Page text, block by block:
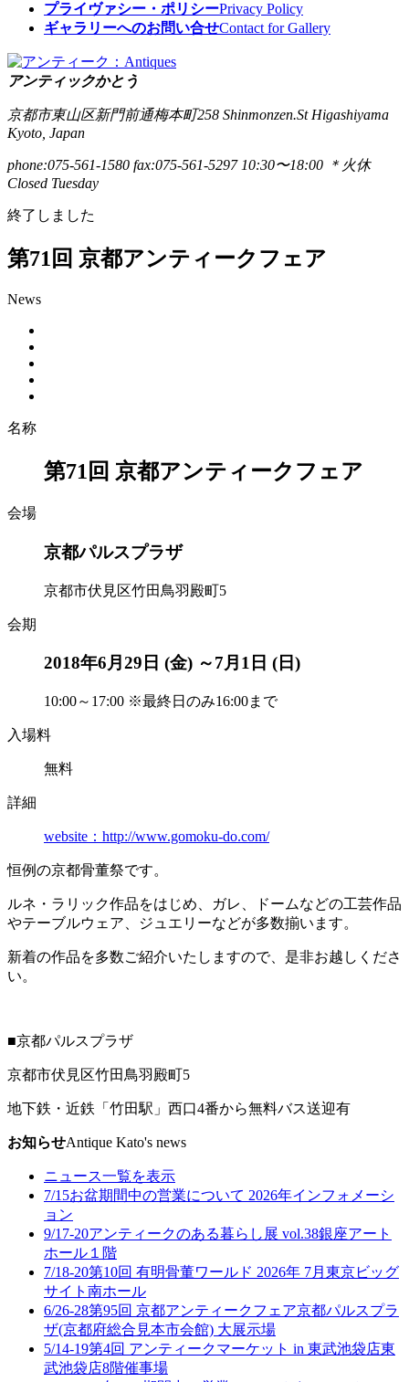
プライヴァシー・ポリシーPrivacy Policy
ギャラリーへのお問い合せContact for Gallery
アンティックかとう
京都市東山区新門前通梅本町258 Shinmonzen.St Higashiyama
Kyoto, Japan
phone:075-561-1580 fax:075-561-5297 10:30〜18:00 ＊火休
Closed Tuesday
終了しました
第71回 京都アンティークフェア
News
名称
第71回 京都アンティークフェア
会場
京都パルスプラザ
京都市伏見区竹田鳥羽殿町5
会期
2018年6月29日 (金) ～7月1日 (日)
10:00～17:00 ※最終日のみ16:00まで
入場料
無料
詳細
website：http://www.gomoku-do.com/
恒例の京都骨董祭です。
ルネ・ラリック作品をはじめ、ガレ、ドームなどの工芸作品
やテーブルウェア、ジュエリーなどが多数揃います。
新着の作品を多数ご紹介いたしますので、是非お越しくださ
い。
■京都パルスプラザ
京都市伏見区竹田鳥羽殿町5
地下鉄・近鉄「竹田駅」西口4番から無料バス送迎有
お知らせAntique Kato's news
ニュース一覧を表示
7/15お盆期間中の営業について 2026年インフォメーシ
ョン
9/17-20アンティークのある暮らし展 vol.38銀座アート
ホール１階
7/18-20第10回 有明骨董ワールド 2026年 7月 東京ビッグ
サイト南ホール
6/26-28第95回 京都アンティークフェア京都パルスプラ
ザ(京都府総合見本市会館) 大展示場
5/14-19第4回 アンティークマーケット in 東武池袋店東
武池袋店8階催事場